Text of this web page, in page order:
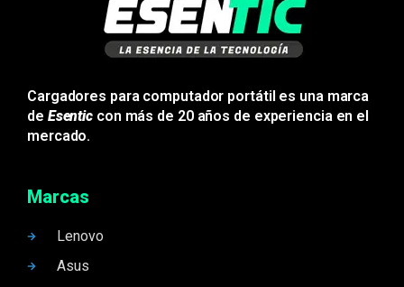
Cargadores para computador portátil es una marca
de Esentic con más de 20 años de experiencia en el
mercado.
Marcas
Lenovo
Asus